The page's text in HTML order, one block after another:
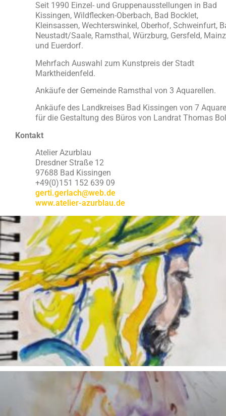
Seit 1990 Einzel- und Gruppenausstellungen in Bad
Kissingen, Wildflecken-Oberbach, Bad Bocklet,
Kleinsassen, Wechterswinkel, Oberhof, Schweinfurt,
Neustadt/Saale, Ramsthal, Würzburg, Gersfeld, Mainz
und Euerdorf.
Mehrfach Auswahl zum Kunstpreis der Stadt
Marktheidenfeld.
Ankäufe der Gemeinde Ramsthal von 3 Aquarellen.
Ankäufe des Landkreises Bad Kissingen von 7
für die Gestaltung des Büros von Landrat Thomas
Kontakt
Atelier Azurblau
Dresdner Straße 12
97688 Bad Kissingen
+49(0)151 152 639 09
gerti.gerlach@web.de
www.atelier-azurblau.de